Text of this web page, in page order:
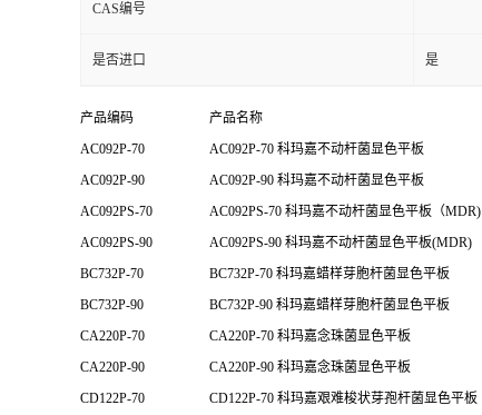
CAS编号
是否进口 是
产品编码 产品名称
AC092P-70
AC092P-70 科玛嘉不动杆菌显色平板
AC092P-90
AC092P-90 科玛嘉不动杆菌显色平板
AC092PS-70
AC092PS-70 科玛嘉不动杆菌显色平板（MDR)
AC092PS-90
AC092PS-90 科玛嘉不动杆菌显色平板(MDR)
BC732P-70
BC732P-70 科玛嘉蜡样芽胞杆菌显色平板
BC732P-90
BC732P-90 科玛嘉蜡样芽胞杆菌显色平板
CA220P-70
CA220P-70 科玛嘉念珠菌显色平板
CA220P-90
CA220P-90 科玛嘉念珠菌显色平板
CD122P-70
CD122P-70 科玛嘉艰难梭状芽孢杆菌显色平板